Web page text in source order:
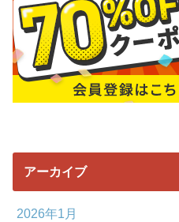
アーカイブ
2026年1月